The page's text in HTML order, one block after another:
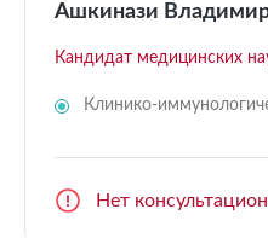
Ашкинази
Кандидат медицинских
Клинико-
Нет